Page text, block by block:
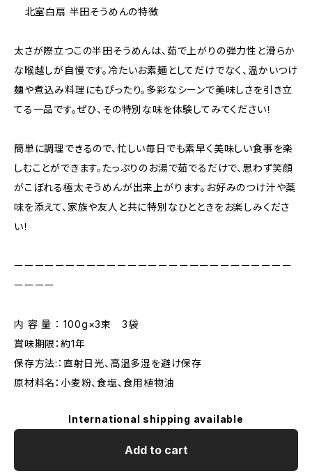
―― 北室白扇 半田そうめんの特徴 ――
太さが際立つこの半田そうめんは、茹で上がりの弾力性と滑らか
な喉越しが自慢です。冷たいお素麺としてだけでなく、温かいつけ
麺や煮込み料理にもぴったり。多彩なシーンで美味しさを引き立
てる一品です。ぜひ、その特別な味を体験してみてください！
簡単に調理できるので、忙しい毎日でも素早く美味しい食事を楽
しむことができます。たっぷりのお湯で茹でるだけで、思わず笑顔
がこぼれる極太そうめんが出来上がります。お好みのつけ汁や薬
味を添えて、家族や友人と共に特別なひとときをお楽しみくださ
い！
ーーーーーーーーーーーーーーーーーーーーーーーーーーー
ーーーー
内 容 量 ： 100g×3束 3袋
賞味期限：約1年
保存方法:：直射日光、高温多湿を避け保存
原材料名：小麦粉、食塩、食用植物油
International shipping available
Add to cart